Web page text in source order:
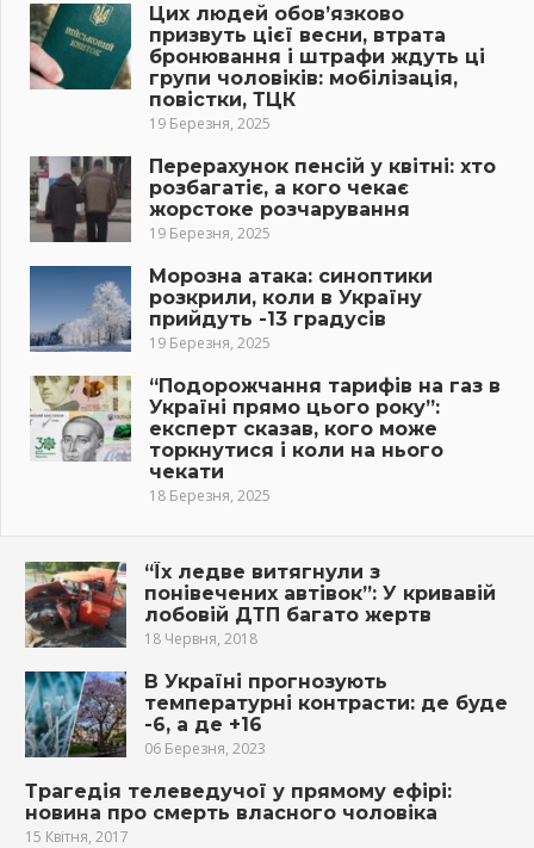
Цих людей обов’язково
призвуть цієї весни, втрата
бронювання і штрафи ждуть ці
групи чоловіків: мобілізація,
повістки, ТЦК
19 Березня, 2025
Перерахунок пенсій у квітні: хто
розбагатіє, а кого чекає
жорстоке розчарування
19 Березня, 2025
Морозна атака: синоптики
розкрили, коли в Україну
прийдуть -13 градусів
19 Березня, 2025
“Подорожчання тарифів на газ в
Україні прямо цього року”:
експерт сказав, кого може
торкнутися і коли на нього
чекати
18 Березня, 2025
“Їх ледве витягнули з
понівечених автівок”: У кривавій
лобовій ДТП багато жертв
18 Червня, 2018
В Україні прогнозують
температурні контрасти: де буде
-6, а де +16
06 Березня, 2023
Трагедія телеведучої у прямому ефірі:
новина про смерть власного чоловіка
15 Квітня, 2017